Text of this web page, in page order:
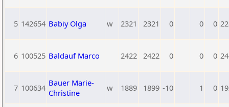
5 142654 Babiy Olga w 2321 2321 0 0 0
6 100525 Baldauf Marco 2422 2422 0 0 0
7 100634 Bauer Marie-
Christine
w 1889 1899 -10 1 0